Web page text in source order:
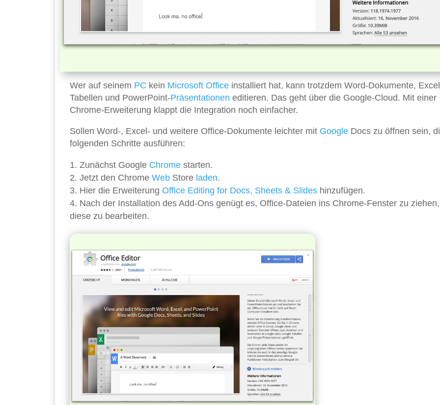
Wer auf seinem PC kein Microsoft Office installiert hat, kann trotzdem Word-Dokumente,
Tabellen und PowerPoint-Präsentationen editieren. Das geht über die Google-Cloud. Mit einer
Chrome-Erweiterung klappt die Integration noch einfacher.
Sollen Word-, Excel- und weitere Office-Dokumente leichter mit Google Docs zu öffnen sein,
folgenden Schritte ausführen:
Zunächst Google Chrome starten.
Jetzt den Chrome Web Store laden.
Hier die Erweiterung Office Editing for Docs, Sheets & Slides hinzufügen.
Nach der Installation des Add-Ons genügt es, Office-Dateien ins Chrome-Fenster zu
diese zu bearbeiten.